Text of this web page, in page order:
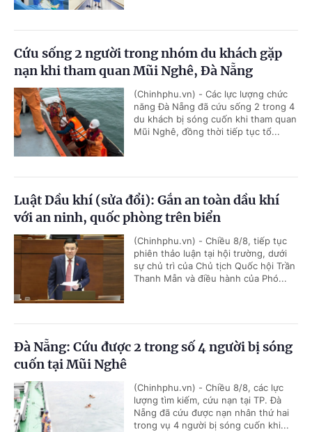
Cứu sống 2 người trong nhóm du khách gặp
nạn khi tham quan Mũi Nghê, Đà Nẵng
(Chinhphu.vn) - Các lực lượng chức
năng Đà Nẵng đã cứu sống 2 trong 4
du khách bị sóng cuốn khi tham quan
Mũi Nghê, đồng thời tiếp tục tổ...
Luật Dầu khí (sửa đổi): Gắn an toàn dầu khí
với an ninh, quốc phòng trên biển
(Chinhphu.vn) - Chiều 8/8, tiếp tục
phiên thảo luận tại hội trường, dưới
sự chủ trì của Chủ tịch Quốc hội Trần
Thanh Mẫn và điều hành của Phó...
Đà Nẵng: Cứu được 2 trong số 4 người bị sóng
cuốn tại Mũi Nghê
(Chinhphu.vn) - Chiều 8/8, các lực
lượng tìm kiếm, cứu nạn tại TP. Đà
Nẵng đã cứu được nạn nhân thứ hai
trong vụ 4 người bị sóng cuốn khi...